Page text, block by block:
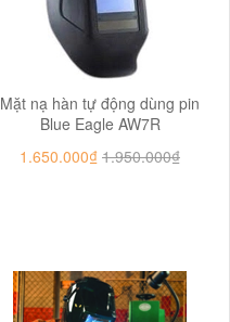
Mặt nạ hàn tự động dùng pin
Blue Eagle AW7R
1.650.000₫ 1.950.000₫